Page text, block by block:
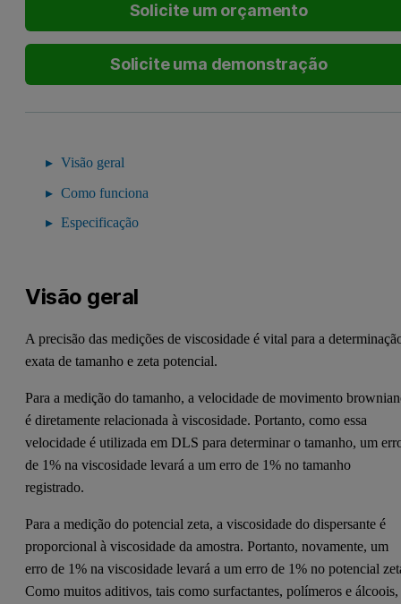
Solicite um orçamento
Solicite uma demonstração
Visão geral
Como funciona
Especificação
Visão geral
A precisão das medições de viscosidade é vital para a
exata de tamanho e zeta potencial.
Para a medição do tamanho, a velocidade de movimento
é diretamente relacionada à viscosidade. Portanto, como essa
velocidade é utilizada em DLS para determinar o tamanho, um
de 1% na viscosidade levará a um erro de 1% no tamanho
registrado.
Para a medição do potencial zeta, a viscosidade do dispersante é
proporcional à viscosidade da amostra. Portanto, novamente, um
erro de 1% na viscosidade levará a um erro de 1% no potencial
Como muitos aditivos, tais como surfactantes, polímeros e álcoois,